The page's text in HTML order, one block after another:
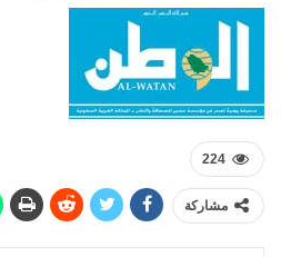
224
مشاركة